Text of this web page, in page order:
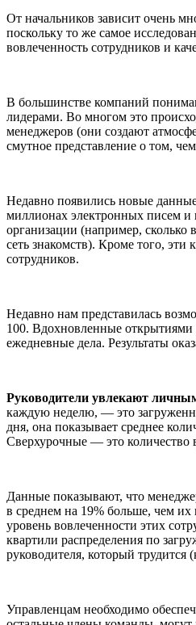
От начальников зависит очень
поскольку то же самое
вовлеченность сотрудников и
В большинстве компаний
лидерами. Во многом это
менеджеров (они создают
смутное представление о том,
Недавно появились новые
миллионах электронных писем и
организации (например, сколько
сеть знакомств). Кроме того,
сотрудников.
Недавно нам представилась
100. Вдохновленные открытиями
ежедневные дела. Результаты
Руководители увлекают
каждую неделю, — это
дня, она показывает среднее
Сверхурочные — это количество
Данные показывают, что
в среднем на 19% больше, чем их
уровень вовлеченности этих
квартили распределения по
руководителя, который
Управленцам необходимо